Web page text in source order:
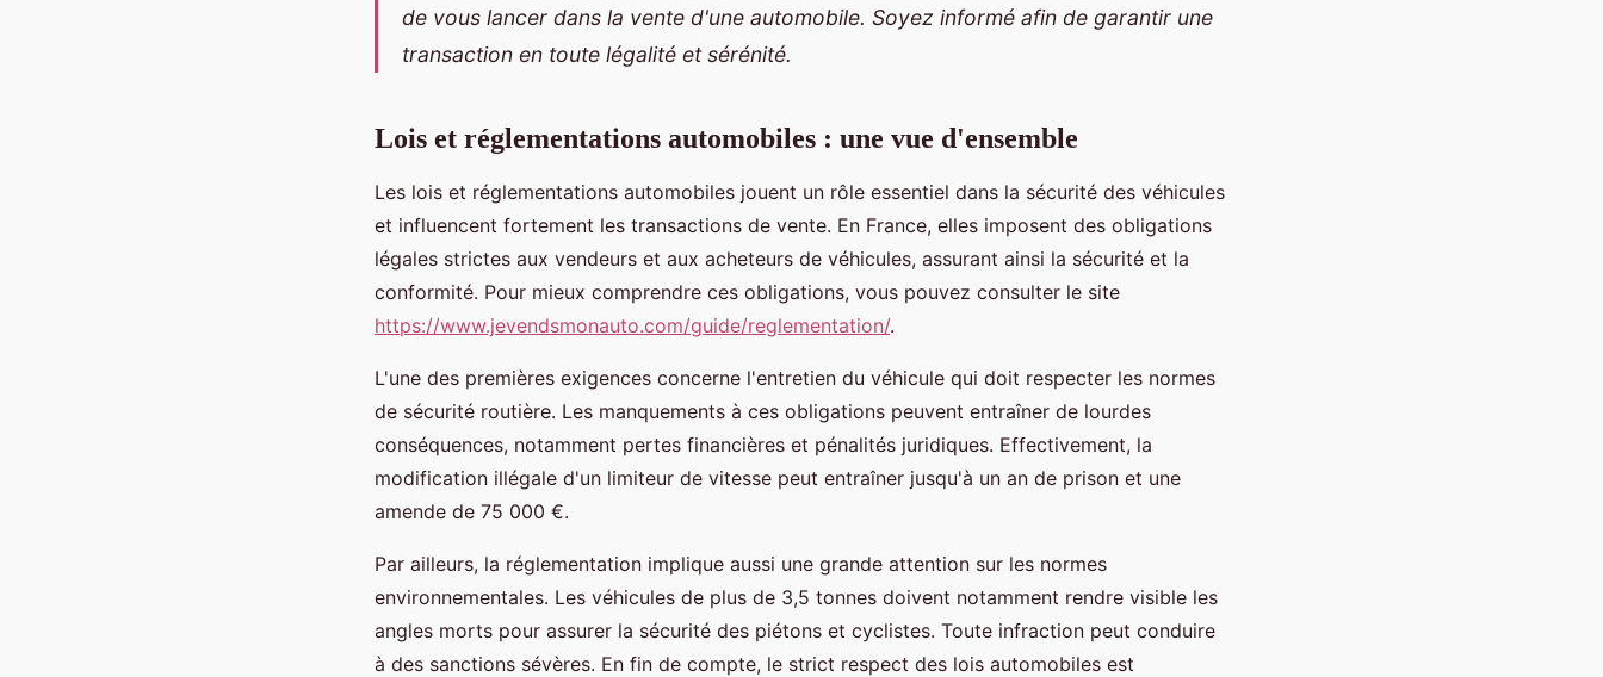
de vous lancer dans la vente d'une automobile. Soyez informé afin de garantir une
transaction en toute légalité et sérénité.
Lois et réglementations automobiles : une vue d'ensemble
Les lois et réglementations automobiles jouent un rôle essentiel dans la sécurité des véhicules
et influencent fortement les transactions de vente. En France, elles imposent des obligations
légales strictes aux vendeurs et aux acheteurs de véhicules, assurant ainsi la sécurité et la
conformité. Pour mieux comprendre ces obligations, vous pouvez consulter le site
https://www.jevendsmonauto.com/guide/reglementation/.
L'une des premières exigences concerne l'entretien du véhicule qui doit respecter les normes
de sécurité routière. Les manquements à ces obligations peuvent entraîner de lourdes
conséquences, notamment pertes financières et pénalités juridiques. Effectivement, la
modification illégale d'un limiteur de vitesse peut entraîner jusqu'à un an de prison et une
amende de 75 000 €.
Par ailleurs, la réglementation implique aussi une grande attention sur les normes
environnementales. Les véhicules de plus de 3,5 tonnes doivent notamment rendre visible les
angles morts pour assurer la sécurité des piétons et cyclistes. Toute infraction peut conduire
à des sanctions sévères. En fin de compte, le strict respect des lois automobiles est